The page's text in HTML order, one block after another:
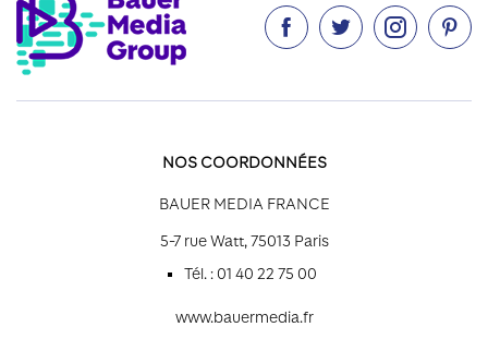
   
NOS COORDONNÉES
BAUER MEDIA FRANCE
5-7 rue Watt, 75013 Paris
Tél. : 01 40 22 75 00
www.bauermedia.fr